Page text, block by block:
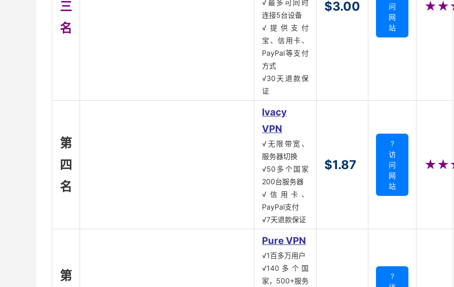
三
名
√最多可同时
连接5台设备
√提供支付
宝、信用卡、
PayPal等支付
方式
√30天退款保
证
$3.00
问
网
站
第
四
名
Ivacy
VPN
√无限带宽、
服务器切换
√50多个国家
200台服务器
√信用卡、
PayPal支付
√7天退款保证
$1.87
?
访
问
网
站
第
Pure VPN
√1百多万用户
√140多个国
家，500+服务
?